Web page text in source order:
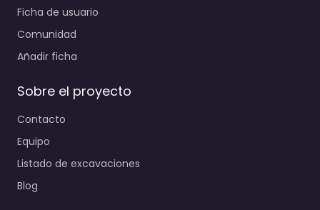
Ficha de usuario
Comunidad
Añadir ficha
Sobre el proyecto
Contacto
Equipo
Listado de excavaciones
Blog